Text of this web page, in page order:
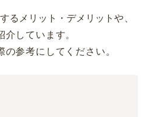
るメリット・デメリット や、
しています。
参考にしてください。